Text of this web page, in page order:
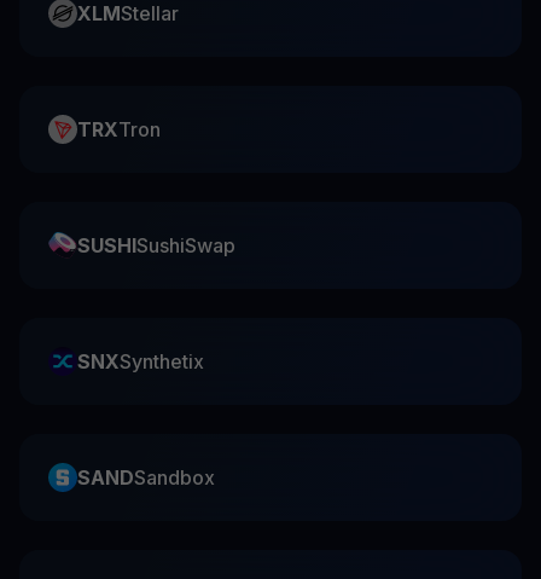
XLMStellar
TRXTron
SUSHISushiSwap
SNXSynthetix
SANDSandbox